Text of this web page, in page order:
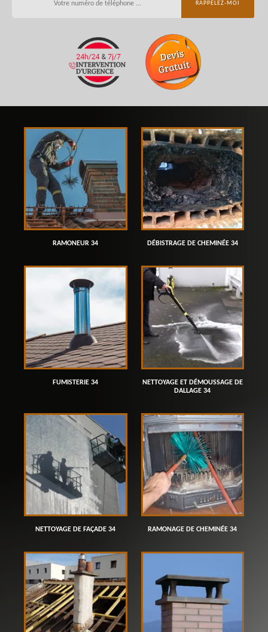
RAMONEUR 34 DÉBISTRAGE DE CHEMINÉE 34
FUMISTERIE 34
NETTOYAGE ET DÉMOUSSAGE DE
DALLAGE 34
NETTOYAGE DE FAÇADE 34 RAMONAGE DE CHEMINÉE 34